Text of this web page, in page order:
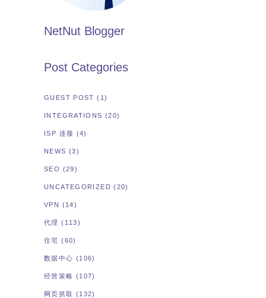
NetNut Blogger
Post Categories
GUEST POST (1)
INTEGRATIONS (20)
ISP 连接 (4)
NEWS (3)
SEO (29)
UNCATEGORIZED (20)
VPN (14)
代理 (113)
住宅 (60)
数据中心 (106)
经营策略 (107)
网页抓取 (132)